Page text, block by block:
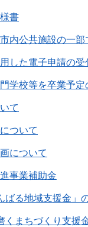
書
内公共施設の一
した電子申請の受
学校等を卒業予
て
ついて
について
事業補助金
ばる地域支援金」
くまちづくり支援